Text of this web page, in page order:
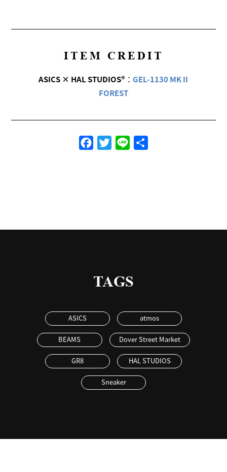
ITEM CREDIT
ASICS × HAL STUDIOS® ：GEL-1130 MK II
FOREST
FacebookTwitterLine
TAGS
ASICS atmos
BEAMS Dover Street Market
GR8 HAL STUDIOS
Sneaker